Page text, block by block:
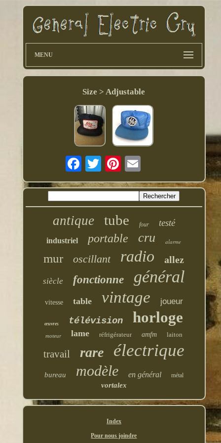
MENU
Size > Adjustable
antique tube four testé
industriel portable cru alarme
mur oscillant radio allez
siècle fonctionne général
vitesse table vintage joueur
œuvres télévision horloge
moteur lame réfrigérateur amfm laiton
travail rare électrique
bureau modèle en général métal
vortalex
Index
Pour nous joindre